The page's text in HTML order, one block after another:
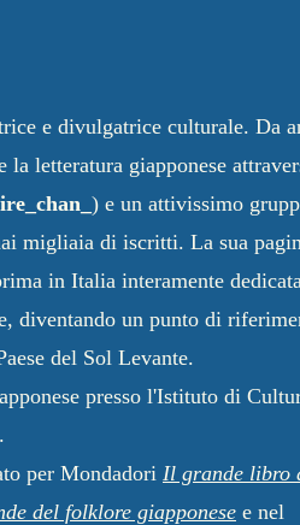
e divulgatrice culturale. Da
la letteratura giapponese
) e un attivissimo
migliaia di iscritti. La sua
in Italia interamente
diventando un punto di
del Sol Levante.
presso l'Istituto di
per Mondadori Il grande libro
del folklore giapponese e nel